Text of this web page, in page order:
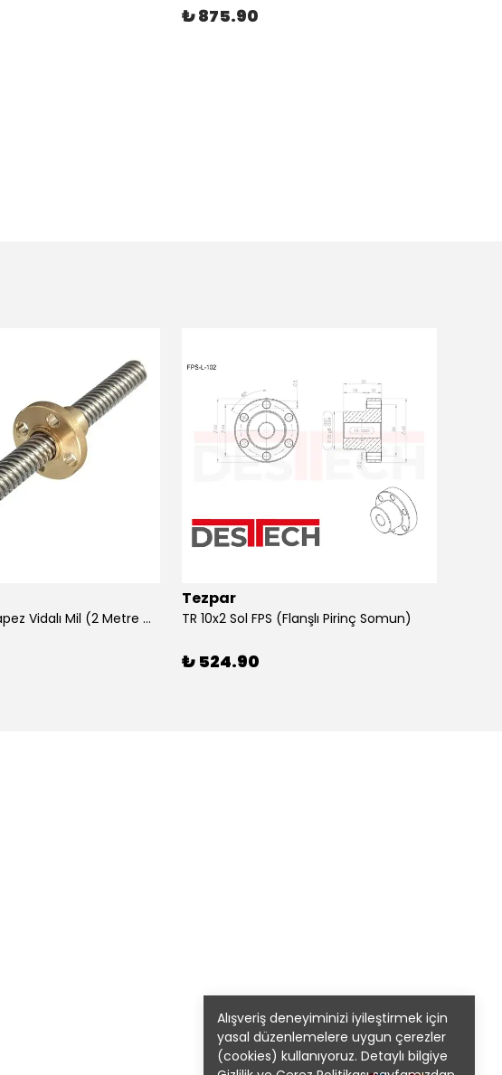
Alışveriş deneyiminizi iyileştirmek için
yasal düzenlemelere uygun çerezler
(cookies) kullanıyoruz. Detaylı bilgiye
₺ 875.90
TR 10X2 Sağ Trapez Vidalı Mil (2 Metre C45)
Tezpar
TR 10x2 Sol FPS (Flanşlı Pirinç Somun)
₺ 524.90